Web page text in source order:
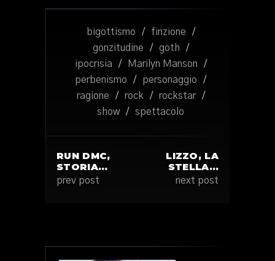
bigottismo / finzione
/
gonzitudine
/ goth
/
ipocrisia
/ Marilyn Manson
/
perbenismo
/ personaggio
/
ragione
/ rock / rockstar
/
show
/ spettacolo
RUN DMC,
STORIA…
prev post
LIZZO, LA
STELLA…
next post